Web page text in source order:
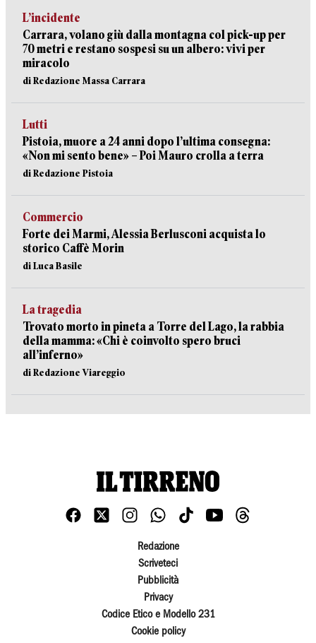
L’incidente
Carrara, volano giù dalla montagna col pick-up per
70 metri e restano sospesi su un albero: vivi per
miracolo
di Redazione Massa Carrara
Lutti
Pistoia, muore a 24 anni dopo l’ultima consegna:
«Non mi sento bene» – Poi Mauro crolla a terra
di Redazione Pistoia
Commercio
Forte dei Marmi, Alessia Berlusconi acquista lo
storico Caffè Morin
di Luca Basile
La tragedia
Trovato morto in pineta a Torre del Lago, la rabbia
della mamma: «Chi è coinvolto spero bruci
all’inferno»
di Redazione Viareggio
Redazione
Scriveteci
Pubblicità
Privacy
Codice Etico e Modello 231
Cookie policy